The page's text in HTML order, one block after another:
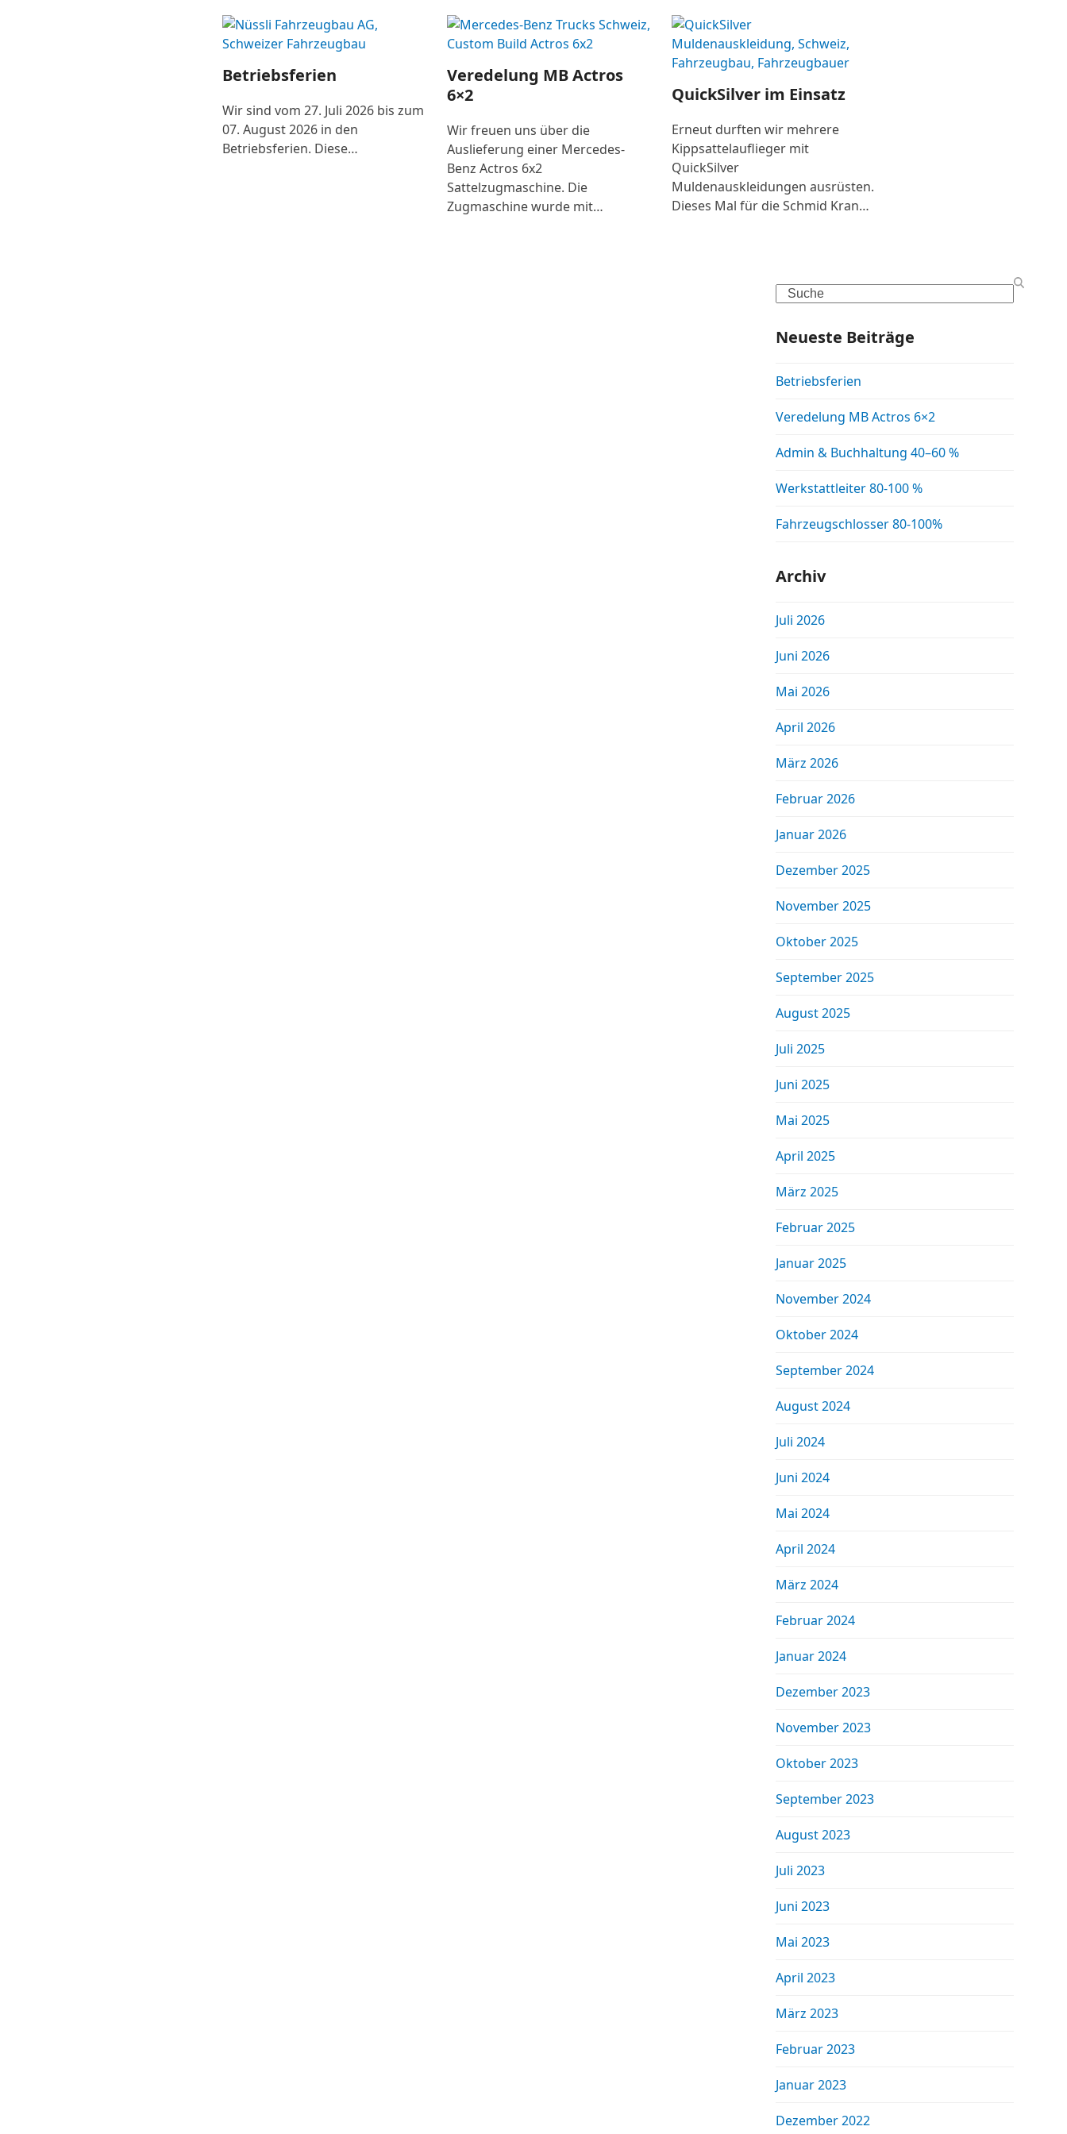
Betriebsferien
Wir sind vom 27. Juli 2026 bis zum
07. August 2026 in den
Betriebsferien. Diese…
Veredelung MB Actros
6×2
Wir freuen uns über die
Auslieferung einer Mercedes-
Benz Actros 6x2
Sattelzugmaschine. Die
Zugmaschine wurde mit…
QuickSilver im Einsatz
Erneut durften wir mehrere
Kippsattelauflieger mit
QuickSilver
Muldenauskleidungen ausrüsten.
Dieses Mal für die Schmid Kran…
Search
Neueste Beiträge
Betriebsferien
Veredelung MB Actros 6×2
Admin & Buchhaltung 40–60 %
Werkstattleiter 80-100 %
Fahrzeugschlosser 80-100%
Archiv
Juli 2026
Juni 2026
Mai 2026
April 2026
März 2026
Februar 2026
Januar 2026
Dezember 2025
November 2025
Oktober 2025
September 2025
August 2025
Juli 2025
Juni 2025
Mai 2025
April 2025
März 2025
Februar 2025
Januar 2025
November 2024
Oktober 2024
September 2024
August 2024
Juli 2024
Juni 2024
Mai 2024
April 2024
März 2024
Februar 2024
Januar 2024
Dezember 2023
November 2023
Oktober 2023
September 2023
August 2023
Juli 2023
Juni 2023
Mai 2023
April 2023
März 2023
Februar 2023
Januar 2023
Dezember 2022